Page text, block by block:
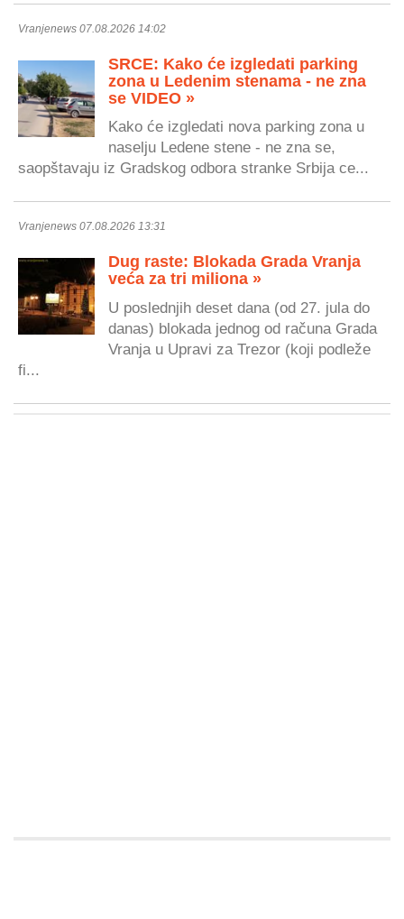
Vranjenews 07.08.2026 14:02
SRCE: Kako će izgledati parking
zona u Ledenim stenama - ne zna
se VIDEO »
Kako će izgledati nova parking zona u
naselju Ledene stene - ne zna se,
saopštavaju iz Gradskog odbora stranke Srbija ce...
Vranjenews 07.08.2026 13:31
Dug raste: Blokada Grada Vranja
veća za tri miliona »
U poslednjih deset dana (od 27. jula do
danas) blokada jednog od računa Grada
Vranja u Upravi za Trezor (koji podleže
fi...